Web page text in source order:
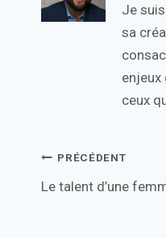
Je
sa
ceux
Navigation
de
PRÉCÉDENT
Le talent d’une